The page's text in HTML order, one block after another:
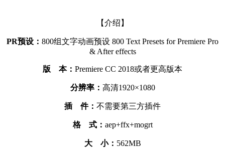
【介绍】
PR预设： 800组文字动画预设 800 Text Presets for Premiere Pro
& After effects
版 本： Premiere CC 2018或者更高版本
分辨率： 高清1920×1080
插 件： 不需要第三方插件
格 式： aep+ffx+mogrt
大 小： 562MB